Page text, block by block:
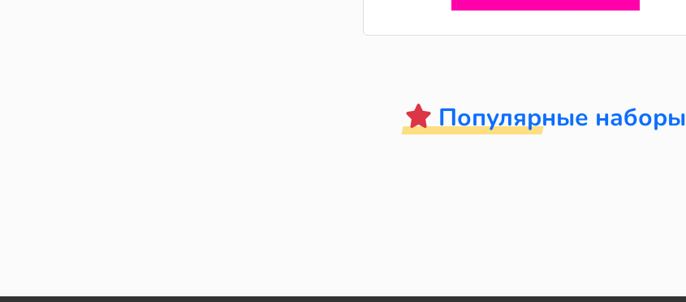
Популярные наборы